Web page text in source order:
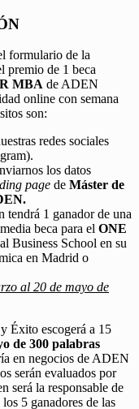
formulario de la
premio de 1 beca
MBA de ADEN
online con semana
son:
redes sociales
los datos
page de Máster de
tendrá 1 ganador de una
beca para el ONE
Business School en su
en Madrid o
al 20 de mayo de
Éxito escogerá a 15
de 300 palabras
en negocios de ADEN
serán evaluados por
será la responsable de
5 ganadores de las